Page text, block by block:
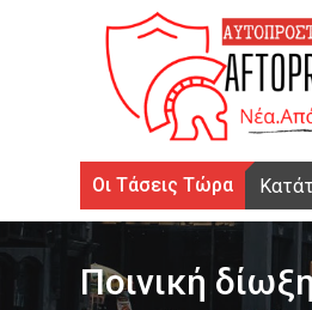
Οι Τάσεις Τώρα
Ποινική